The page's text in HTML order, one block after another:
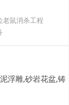
老鼠消杀工程
浮雕,砂岩花盆,铸